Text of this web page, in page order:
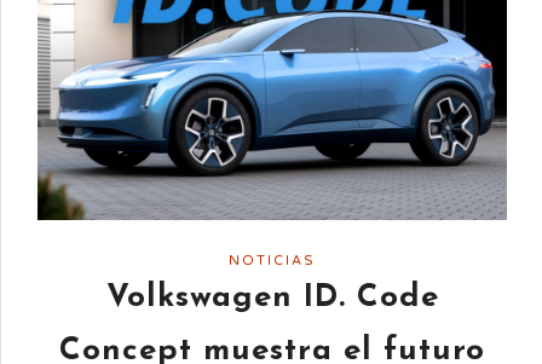
NOTICIAS
Volkswagen ID. Code
Concept muestra el futuro